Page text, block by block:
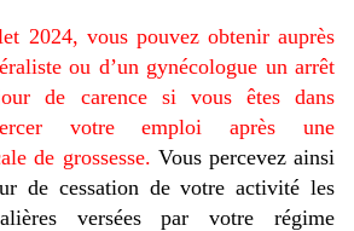
2024, vous pouvez obtenir auprès
ou d’un gynécologue un arrêt
de carence si vous êtes dans
votre emploi après une
de grossesse. Vous percevez ainsi
de cessation de votre activité les
versées par votre régime